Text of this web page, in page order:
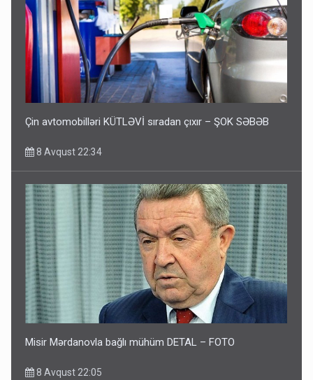
Çin avtomobilləri KÜTLƏVİ sıradan çıxır – ŞOK SƏBƏB
8 Avqust 22:34
Misir Mərdanovla bağlı mühüm DETAL – FOTO
8 Avqust 22:05